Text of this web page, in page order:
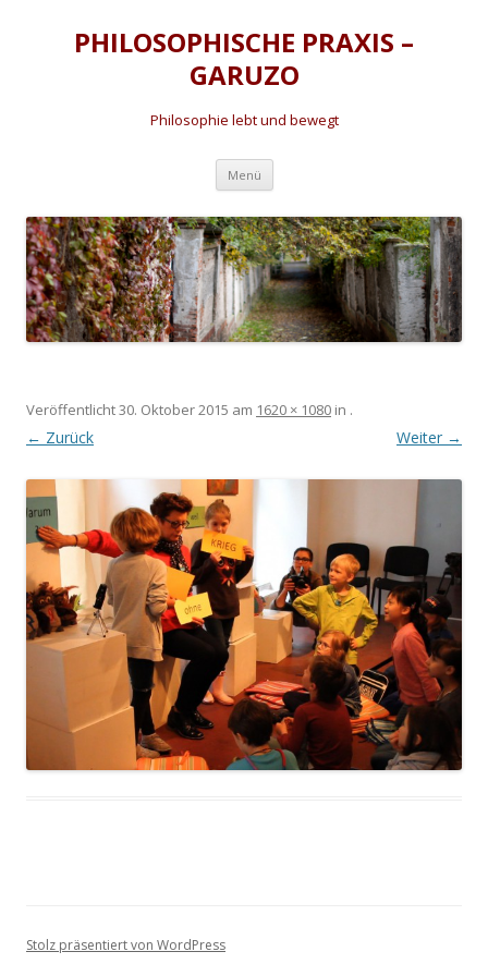
PHILOSOPHISCHE PRAXIS –
GARUZO
Philosophie lebt und bewegt
Menü Zum
springen
Veröffentlicht30. Oktober 2015 am 1620 × 1080 in .
← Zurück Weiter →
Stolz präsentiert von WordPress